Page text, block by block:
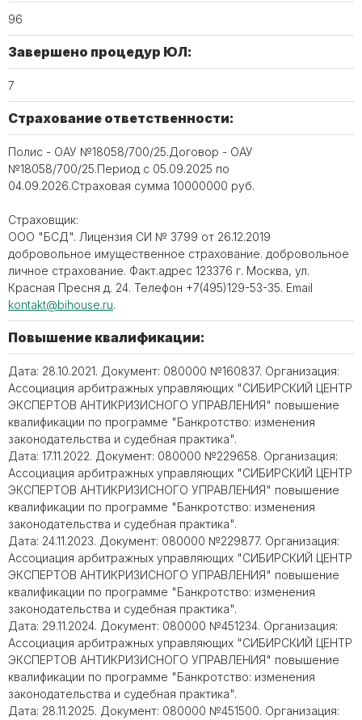
96
Завершено процедур ЮЛ:
7
Страхование ответственности:
Полис - ОАУ №18058/700/25.Договор - ОАУ
№18058/700/25.Период с 05.09.2025 по
04.09.2026.Страховая сумма 10000000 руб.
Страховщик:
ООО "БСД". Лицензия СИ № 3799 от 26.12.2019
добровольное имущественное страхование. добровольное
личное страхование. Факт.адрес 123376 г. Москва, ул.
Красная Пресня д. 24. Телефон ‪+7(495)129-53-35. Email
kontakt@bihouse.ru.
Повышение квалификации:
Дата: 28.10.2021. Документ: 080000 №160837. Организация:
Ассоциация арбитражных управляющих "СИБИРСКИЙ ЦЕНТР
ЭКСПЕРТОВ АНТИКРИЗИСНОГО УПРАВЛЕНИЯ" повышение
квалификации по программе "Банкротство: изменения
законодательства и судебная практика".
Дата: 17.11.2022. Документ: 080000 №229658. Организация:
Ассоциация арбитражных управляющих "СИБИРСКИЙ ЦЕНТР
ЭКСПЕРТОВ АНТИКРИЗИСНОГО УПРАВЛЕНИЯ" повышение
квалификации по программе "Банкротство: изменения
законодательства и судебная практика".
Дата: 24.11.2023. Документ: 080000 №229877. Организация:
Ассоциация арбитражных управляющих "СИБИРСКИЙ ЦЕНТР
ЭКСПЕРТОВ АНТИКРИЗИСНОГО УПРАВЛЕНИЯ" повышение
квалификации по программе "Банкротство: изменения
законодательства и судебная практика".
Дата: 29.11.2024. Документ: 080000 №451234. Организация:
Ассоциация арбитражных управляющих "СИБИРСКИЙ ЦЕНТР
ЭКСПЕРТОВ АНТИКРИЗИСНОГО УПРАВЛЕНИЯ" повышение
квалификации по программе "Банкротство: изменения
законодательства и судебная практика".
Дата: 28.11.2025. Документ: 080000 №451500. Организация: